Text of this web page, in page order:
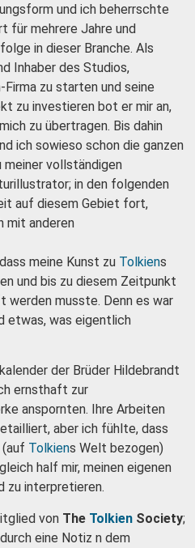
und ich beherrschte
für mehrere Jahre und
in dieser Branche. Als
Inhaber des Studios,
zu starten und seine
zu investieren bot er mir an,
zu übertragen. Bis dahin
ich sowieso schon die ganzen
meiner vollständigen
in den folgenden
auf diesem Gebiet fort,
mit anderen
meine Kunst zu Tolkiens
und bis zu diesem Zeitpunkt
musste. Denn es war
etwas, was eigentlich
der Brüder Hildebrandt
ernsthaft zur
anspornten. Ihre Arbeiten
aber ich fühlte, dass
Tolkiens Welt bezogen)
half mir, meinen eigenen
zu interpretieren.
von The Tolkien Society;
eine Notiz n dem